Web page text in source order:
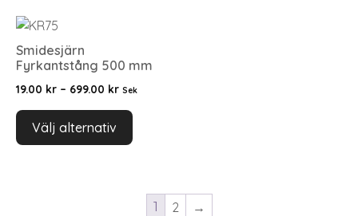
Smidesjärn
Fyrkantstång 500 mm
19.00 kr – 699.00 kr Sek
Välj alternativ
1 2 →